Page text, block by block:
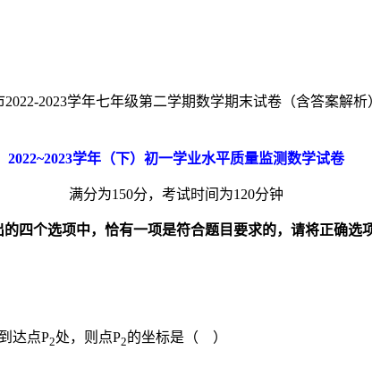
2023学年七年级第二学期数学期末试卷（含答案解析
2022~2023学年（下）初一学业水平质量监测数学试卷
满分为150分，考试时间为120分钟
四个选项中，恰有一项是符合题目要求的，请将正确选
达点P2处，则点P2的坐标是（ ）